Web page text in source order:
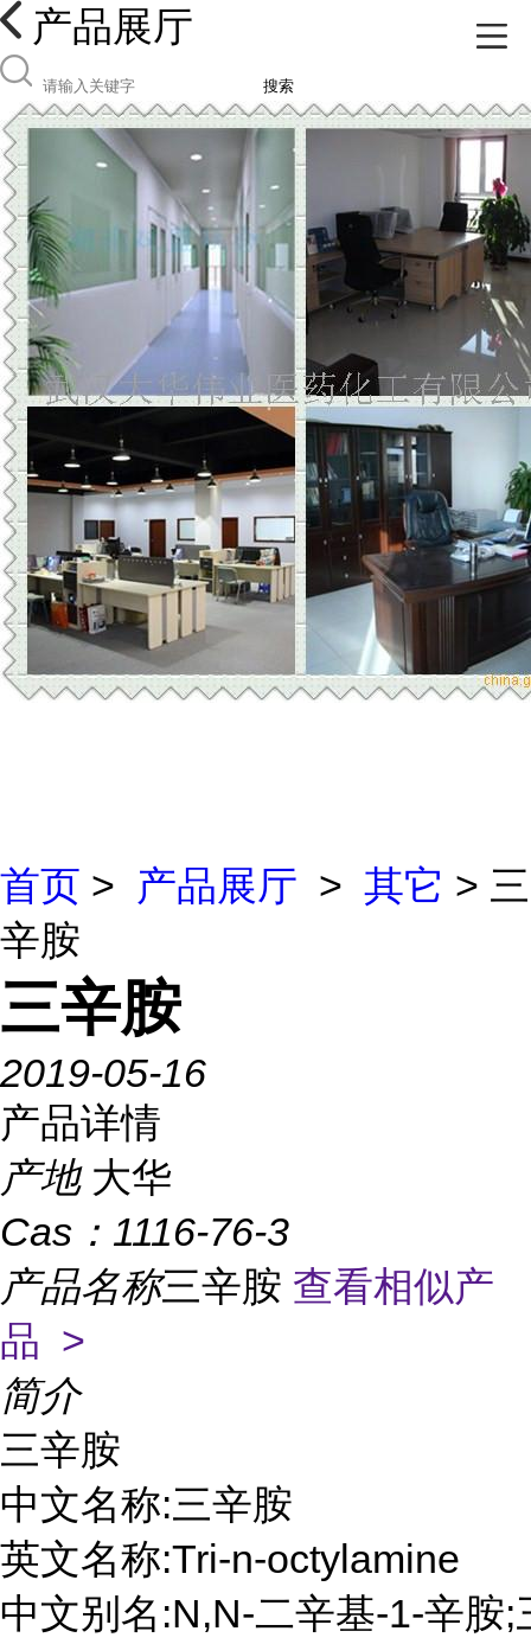
产品展厅
搜索
首页 > 产品展厅 > 其它 > 三
辛胺
三辛胺
2019-05-16
产品详情
产地 大华
Cas： 1116-76-3
产品名称三辛胺 查看相似产
品 >
简介
三辛胺
中文名称:三辛胺
英文名称:Tri-n-octylamine
中文别名:N,N-二辛基-1-辛胺